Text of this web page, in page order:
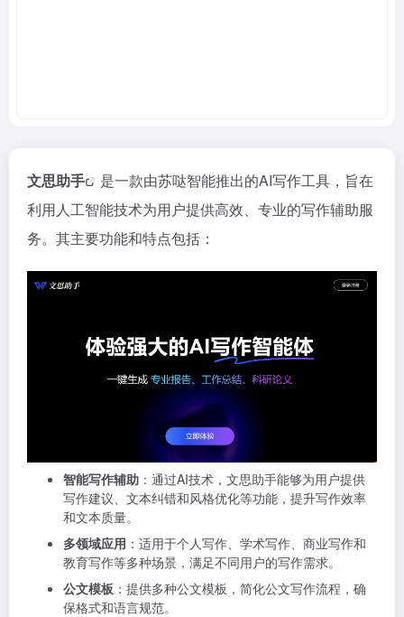
文思助手
是一款由苏哒智能推出的AI写作工具，旨在
利用人工智能技术为用户提供高效、专业的写作辅助服
务。其主要功能和特点包括：
智能写作辅助 ：通过AI技术，文思助手能够为用户提供
写作建议、文本纠错和风格优化等功能，提升写作效率
和文本质量。
多领域应用 ：适用于个人写作、学术写作、商业写作和
教育写作等多种场景，满足不同用户的写作需求。
公文模板 ：提供多种公文模板，简化公文写作流程，确
保格式和语言规范。